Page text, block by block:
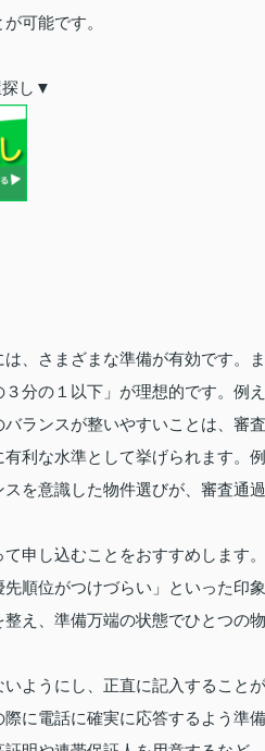
可能です。
探し▼
、さまざまな準備が有効です。ま
分の１以下」が理想的です。例え
ランスが整いやすいことは、審査
利な水準として挙げられます。例
を意識した物件選びが、審査通過
申し込むことをおすすめします。
順位がつけづらい」といった印象
え、準備万端の状態でひとつの物
ようにし、正直に記入することが
に電話に確実に応答するよう準備